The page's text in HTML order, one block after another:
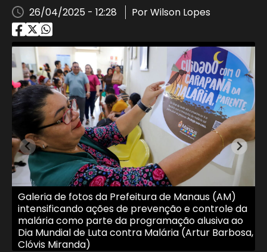
26/04/2025 - 12:28 Por Wilson Lopes
Galeria de fotos da Prefeitura de Manaus (AM)
intensificando ações de prevenção e controle da
malária como parte da programação alusiva ao
Dia Mundial de Luta contra Malária (Artur Barbosa,
Clóvis Miranda)